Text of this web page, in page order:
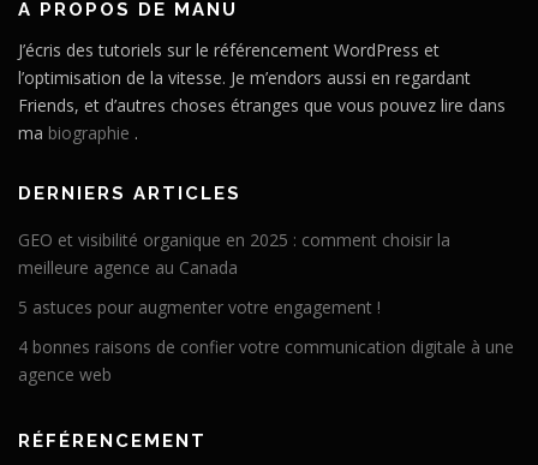
A PROPOS DE MANU
J’écris des tutoriels sur le référencement WordPress et
l’optimisation de la vitesse. Je m’endors aussi en regardant
Friends, et d’autres choses étranges que vous pouvez lire dans
ma biographie .
DERNIERS ARTICLES
GEO et visibilité organique en 2025 : comment choisir la
meilleure agence au Canada
5 astuces pour augmenter votre engagement !
4 bonnes raisons de confier votre communication digitale à une
agence web
RÉFÉRENCEMENT